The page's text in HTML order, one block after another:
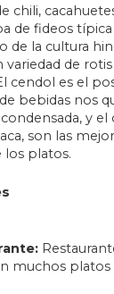
chili,
de fideos
de la cultura
de rotis
cendol es el
bebidas nos
y el
son las
platos.
muchos